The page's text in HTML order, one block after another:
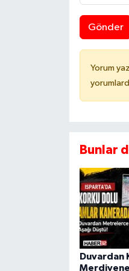
Gönder
Yorum
Bunlar
Duvardan
Merdivene